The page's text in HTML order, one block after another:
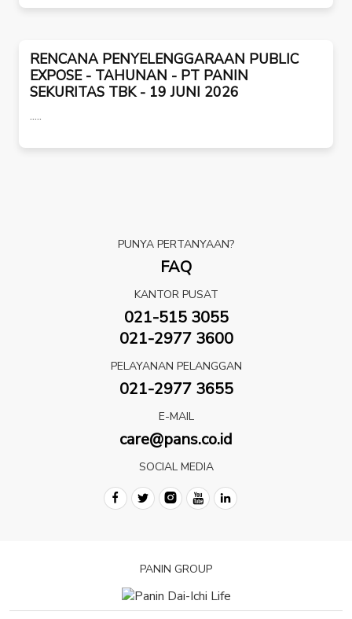
RENCANA PENYELENGGARAAN PUBLIC
EXPOSE - TAHUNAN - PT PANIN
SEKURITAS TBK - 19 JUNI 2026
.....
PUNYA PERTANYAAN?
FAQ
KANTOR PUSAT
021-515 3055
021-2977 3600
PELAYANAN PELANGGAN
021-2977 3655
E-MAIL
care@pans.co.id
SOCIAL MEDIA
PANIN GROUP